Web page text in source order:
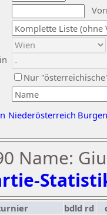
Nur
Niederösterreich
Name:
bdld rd